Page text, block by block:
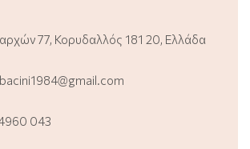
77, Κορυδαλλός 181 20, Ελλάδα
043